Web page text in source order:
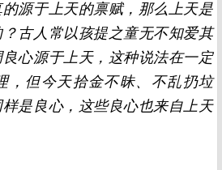
源于上天的禀赋，那么上天是
古人常以孩提之童无不知爱其
心源于上天，这种说法在一定
，但今天拾金不昧、不乱扔垃
是良心，这些良心也来自上天